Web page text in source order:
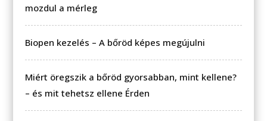
mozdul a mérleg
Biopen kezelés – A bőröd képes megújulni
Miért öregszik a bőröd gyorsabban, mint kellene?
– és mit tehetsz ellene Érden